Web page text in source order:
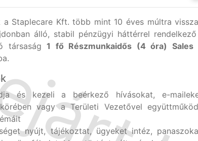
a Staplecare Kft. több mint 10 éves múltra
álló, stabil pénzügyi háttérrel
társaság1 fő Részmunkaidős (4 óra) Sales
és kezeli a beérkező hívásokat, e-
vagy a Területi Vezetővel
nyújt, tájékoztat, ügyeket intéz,